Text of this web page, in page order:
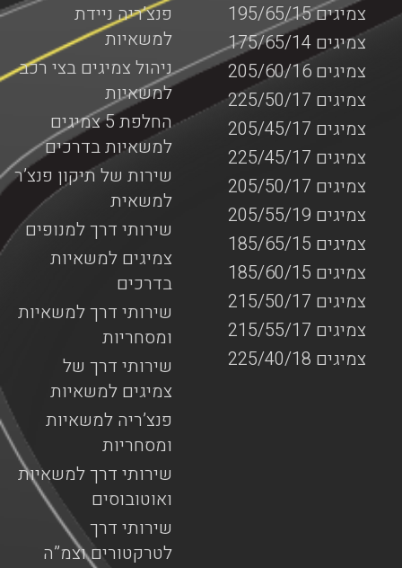
פנצ’ריה ניידת
למשאיות
ניהול צמיגים בצי רכב
למשאיות
החלפת 5 צמיגים
למשאיות בדרכים
שירות של תיקון פנצ’ר
למשאית
שירותי דרך למנופים
צמיגים למשאיות
בדרכים
שירותי דרך למשאיות
ומסחריות
שירותי דרך של
צמיגים למשאיות
פנצ’ריה למשאיות
ומסחריות
שירותי דרך למשאיות
ואוטובוסים
שירותי דרך
לטרקטורים וצמ”ה
צמיגים 195/65/15
צמיגים 175/65/14
צמיגים 205/60/16
צמיגים 225/50/17
צמיגים 205/45/17
צמיגים 225/45/17
צמיגים 205/50/17
צמיגים 205/55/19
צמיגים 185/65/15
צמיגים 185/60/15
צמיגים 215/50/17
צמיגים 215/55/17
צמיגים 225/40/18